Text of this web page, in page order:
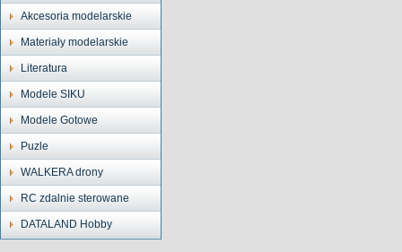
Akcesoria modelarskie
Materiały modelarskie
Literatura
Modele SIKU
Modele Gotowe
Puzle
WALKERA drony
RC zdalnie sterowane
DATALAND Hobby